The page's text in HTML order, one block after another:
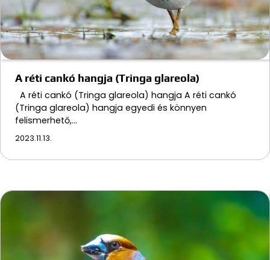
A réti cankó hangja (Tringa glareola)
A réti cankó (Tringa glareola) hangja A réti cankó
(Tringa glareola) hangja egyedi és könnyen
felismerhető,…
2023.11.13.